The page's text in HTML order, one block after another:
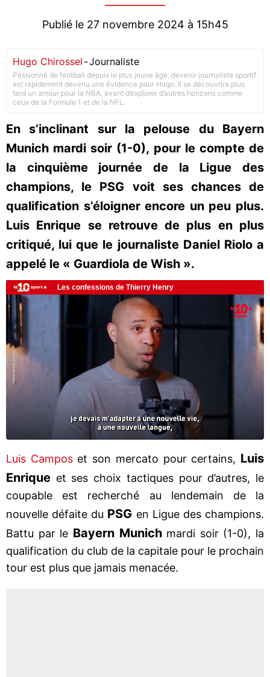
Publié le 27 novembre 2024 à 15h45
Hugo Chirossel -Journaliste
Passionné de football depuis le plus jeune âge, devenir journaliste sportif
est rapidement devenu une évidence pour Hugo. Il se découvrira plus
tard un amour pour la NBA, avant d’explorer d’autres horizons comme
ceux de la Formule 1 et de la NFL.
En s’inclinant sur la pelouse du Bayern
Munich mardi soir (1-0), pour le compte de
la cinquième journée de la Ligue des
champions, le PSG voit ses chances de
qualification s’éloigner encore un peu plus.
Luis Enrique se retrouve de plus en plus
critiqué, lui que le journaliste Daniel Riolo a
appelé le « Guardiola de Wish ».
Luis Camposet son mercato pour certains, Luis
Enrique et ses choix tactiques pour d’autres, le
coupable est recherché au lendemain de la
nouvelle défaite du PSG en Ligue des champions.
Battu par le Bayern Munich mardi soir (1-0), la
qualification du club de la capitale pour le prochain
tour est plus que jamais menacée.